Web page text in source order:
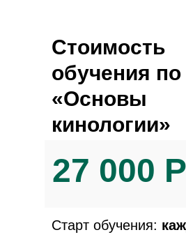
Стоимость
обучения по
«Основы
кинологии»
27 000
Старт обучения: